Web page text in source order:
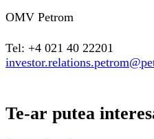
OMV Petrom
Tel: +4 021 40 22201
Te-ar putea